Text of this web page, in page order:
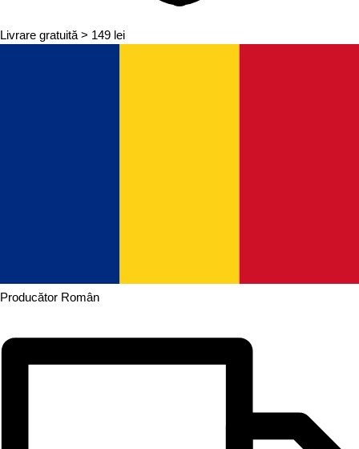
Livrare gratuită > 149 lei
Producător Român